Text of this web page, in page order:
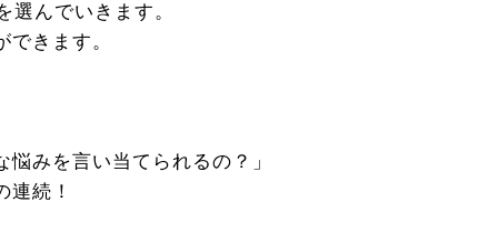
んでいきます。
きます。
みを言い当てられるの？」
続！